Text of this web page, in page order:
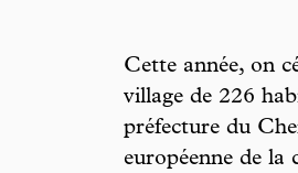
Cette année, on
village de 226
préfecture du
européenne de